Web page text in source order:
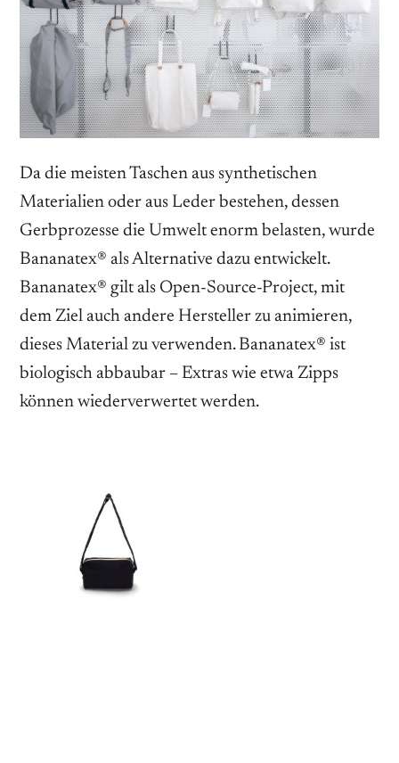
Da die meisten Taschen aus synthetischen
Materialien oder aus Leder bestehen, dessen
Gerbprozesse die Umwelt enorm belasten, wurde
Bananatex® als Alternative dazu entwickelt.
Bananatex® gilt als Open-Source-Project, mit
dem Ziel auch andere Hersteller zu animieren,
dieses Material zu verwenden. Bananatex® ist
biologisch abbaubar – Extras wie etwa Zipps
können wiederverwertet werden.